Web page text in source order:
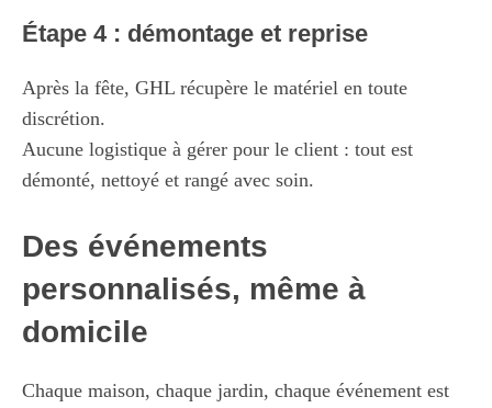
Étape 4 : démontage et reprise
Après la fête, GHL récupère le matériel en toute
discrétion.
Aucune logistique à gérer pour le client : tout est
démonté, nettoyé et rangé avec soin.
Des événements
personnalisés, même à
domicile
Chaque maison, chaque jardin, chaque événement est